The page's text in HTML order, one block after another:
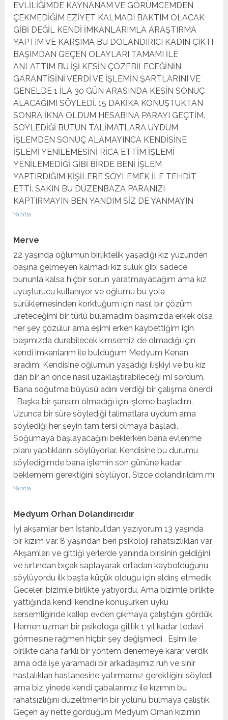
EVLİLİĞİMDE KAYNANAM VE GÖRÜMCEMDEN
ÇEKMEDİĞİM EZİYET KALMADI BAKTIM OLACAK
GİBİ DEĞİL KENDİ İMKANLARIMLA ARAŞTIRMA
YAPTIM VE KARŞIMA BU DOLANDIRICI KADIN ÇIKTI
BAŞIMDAN GEÇEN OLAYLARI TAMAMI İLE
ANLATTIM BU İŞİ KESİN ÇÖZEBİLECEĞİNİN
GARANTİSİNİ VERDİ VE İŞLEMİN ŞARTLARINI VE
GENELDE 1 İLA 30 GÜN ARASINDA KESİN SONUÇ
ALACAĞIMI SÖYLEDİ. 15 DAKİKA KONUŞTUKTAN
SONRA İKNA OLDUM HESABINA PARAYI GEÇTİM.
SÖYLEDİĞİ BÜTÜN TALİMATLARA UYDUM
İŞLEMDEN SONUÇ ALAMAYINCA KENDİSİNE
İŞLEMİ YENİLEMESİNİ RİCA ETTİM İŞLEMİ
YENİLEMEDİĞİ GİBİ BİRDE BENİ İŞLEM
YAPTIRDIĞIM KİŞİLERE SÖYLEMEK İLE TEHDİT
ETTİ. SAKIN BU DÜZENBAZA PARANIZI
KAPTIRMAYIN BEN YANDIM SİZ DE YANMAYIN
Yanıtla
Merve
22 yaşında oğlumun birliktelik yaşadığı kız yüzünden
başına gelmeyen kalmadı kız sülük gibi sadece
bununla kalsa hiçbir sorun yaratmayacağım ama kız
uyuşturucu kullanıyor ve oğlumu bu yola
sürüklemesinden korktuğum için nasıl bir çözüm
üreteceğimi bir türlü bulamadım başımızda erkek olsa
her şey çözülür ama eşimi erken kaybettiğim için
başımızda durabilecek kimsemiz de olmadığı için
kendi imkanlarım ile bulduğum Medyum Kenan
aradım. Kendisine oğlumun yaşadığı ilişkiyi ve bu kız
dan bir an önce nasıl uzaklaştırabileceği mi sordum.
Bana soğutma büyüsü adını verdiği bir çalışma önerdi
. Başka bir şansım olmadığı için işleme başladım.
Uzunca bir süre söylediği talimatlara uydum ama
söylediği her şeyin tam tersi olmaya başladı.
Soğumaya başlayacağını beklerken bana evlenme
planı yaptıklarını söylüyorlar. Kendisine bu durumu
söylediğimde bana işlemin son gününe kadar
beklemem gerektiğini söylüyor.. Sizce dolandırıldım mı
Yanıtla
Medyum Orhan Dolandırıcıdır
İyi akşamlar ben İstanbul’dan yazıyorum 13 yaşında
bir kızım var. 8 yaşından beri psikoloji rahatsızlıkları var
Akşamları ve gittiği yerlerde yanında birisinin geldiğini
ve sırtından bıçak saplayarak ortadan kaybolduğunu
söylüyordu ilk başta küçük olduğu için aldırış etmedik
Geceleri bizimle birlikte yatıyordu. Ama bizimle birlikte
yattığında kendi kendine konuşurken uyku
sersemliğinde kalkıp evden çıkmaya çalıştığını gördük.
Hemen uzman bir psikologa gittik 1 yıl kadar tedavi
görmesine rağmen hiçbir şey değişmedi . Eşim ile
birlikte daha farklı bir yöntem denemeye karar verdik
ama oda işe yaramadı bir arkadaşımız ruh ve sinir
hastalıkları hastanesine yatırmamız gerektiğini söyledi
ama biz yinede kendi çabalarımız ile kızımın bu
rahatsızlığını düzeltmenin bir yolunu bulmaya çalıştık.
Geçen ay nette gördüğüm Medyum Orhan kızımın